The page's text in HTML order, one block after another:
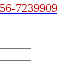
7239909